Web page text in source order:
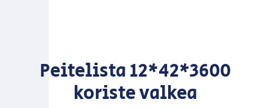
Peitelista 12*42*3600
koriste valkea